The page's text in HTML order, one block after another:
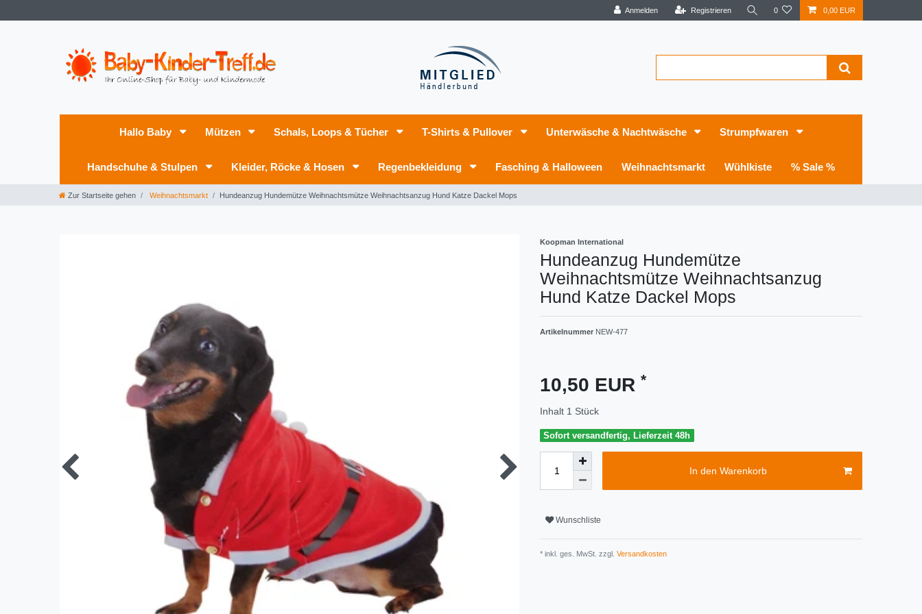
Anmelden Registrieren 0 0,00 EUR
Hallo Baby Mützen Schals, Loops & Tücher T-Shirts & Pullover Unterwäsche & Nachtwäsche Strumpfwaren
Handschuhe & Stulpen Kleider, Röcke & Hosen Regenbekleidung Fasching & Halloween Weihnachtsmarkt Wühlkiste % Sale %
Zur Startseite gehen Weihnachtsmarkt Hundeanzug Hundemütze Weihnachtsmütze Weihnachtsanzug Hund Katze Dackel Mops
Koopman International
Hundeanzug Hundemütze
Weihnachtsmütze Weihnachtsanzug
Hund Katze Dackel Mops
Artikelnummer NEW-477
10,50 EUR *
Inhalt 1 Stück
Sofort versandfertig, Lieferzeit 48h
In den Warenkorb
Wunschliste
* inkl. ges. MwSt. zzgl. Versandkosten